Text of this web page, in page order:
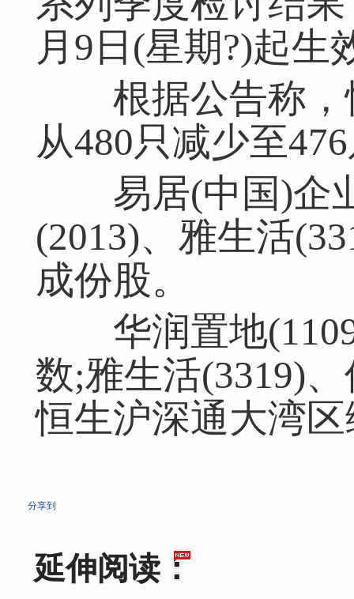
月9日(星期?)起生
根据公告称，
从480只减少至
易居(中国)企业
(2013)、雅生活
成份股。
华润置地
数;雅生活(3319)
恒生沪深通大湾
分享到
延伸阅读：
网友跟帖 共 0条登录名：